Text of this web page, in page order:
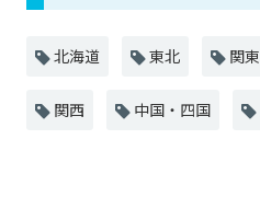
北海道 東北 関東
関西 中国・四国